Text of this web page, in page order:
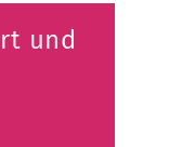
und